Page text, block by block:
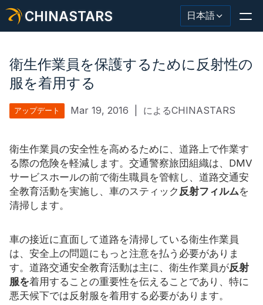
CHINASTARS 日本語
安全服
暗闇で光る素材
工業用ウォッシュトリム
新製品
リソース
衛生作業員を保護するために反射性の
服を着用する
アップデート Mar 19, 2016 によるCHINASTARS
衛生作業員の安全性を高めるために、道路上で作業す
る際の危険を軽減します。交通警察旅団組織は、DMV
サービスホールの前で衛生職員を管轄し、道路交通安
全教育活動を実施し、車のスティック 反射フィルムを
清掃します。
車の接近に直面して道路を清掃している衛生作業員
は、安全上の問題にもっと注意を払う必要がありま
す。道路交通安全教育活動は主に、衛生作業員が反射
服を着用することの重要性を伝えることであり、特に
悪天候下では反射服を着用する必要があります。